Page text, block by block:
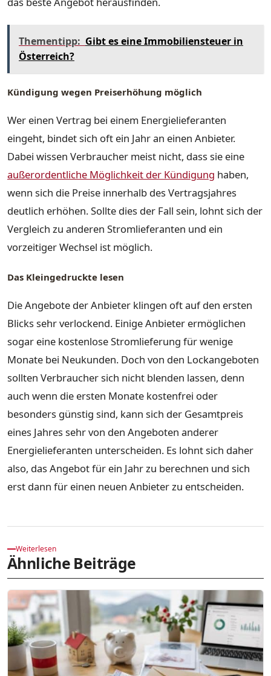
Thementipp: Gibt es eine Immobiliensteuer in
Österreich?
Kündigung wegen Preiserhöhung möglich
Wer einen Vertrag bei einem Energielieferanten
eingeht, bindet sich oft ein Jahr an einen Anbieter.
Dabei wissen Verbraucher meist nicht, dass sie eine
außerordentliche Möglichkeit der Kündigung haben,
wenn sich die Preise innerhalb des Vertragsjahres
deutlich erhöhen. Sollte dies der Fall sein, lohnt sich der
Vergleich zu anderen Stromlieferanten und ein
vorzeitiger Wechsel ist möglich.
Das Kleingedruckte lesen
Die Angebote der Anbieter klingen oft auf den ersten
Blicks sehr verlockend. Einige Anbieter ermöglichen
sogar eine kostenlose Stromlieferung für wenige
Monate bei Neukunden. Doch von den Lockangeboten
sollten Verbraucher sich nicht blenden lassen, denn
auch wenn die ersten Monate kostenfrei oder
besonders günstig sind, kann sich der Gesamtpreis
eines Jahres sehr von den Angeboten anderer
Energielieferanten unterscheiden. Es lohnt sich daher
also, das Angebot für ein Jahr zu berechnen und sich
erst dann für einen neuen Anbieter zu entscheiden.
Weiterlesen
Ähnliche Beiträge